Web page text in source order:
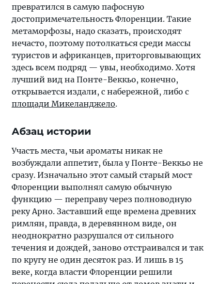
превратился в самую пафосную
достопримечательность Флоренции. Такие
метаморфозы, надо сказать, происходят
нечасто, поэтому потолкаться среди массы
туристов и африканцев, приторговывающих
здесь всем подряд — увы, необходимо. Хотя
лучший вид на Понте-Веккьо, конечно,
открывается издали, с набережной, либо с
площади Микеланджело.
Абзац истории
Участь места, чьи ароматы никак не
возбуждали аппетит, была у Понте-Веккьо не
сразу. Изначально этот самый старый мост
Флоренции выполнял самую обычную
функцию — переправу через полноводную
реку Арно. Заставший еще времена древних
римлян, правда, в деревянном виде, он
неоднократно разрушался от сильного
течения и дождей, заново отстраивался и так
по кругу не один десяток раз. И лишь в 15
веке, когда власти Флоренции решили